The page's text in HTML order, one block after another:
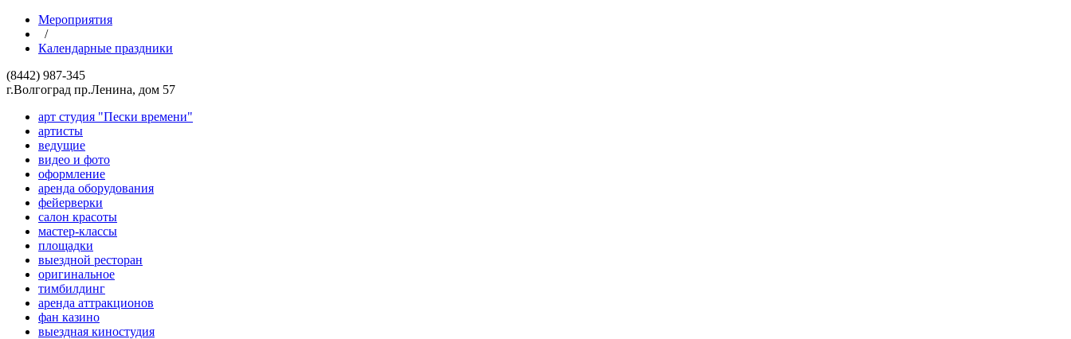
Мероприятия
/
Календарные праздники
(8442) 987-345
г.Волгоград пр.Ленина, дом 57
арт студия "Пески времени"
артисты
ведущие
видео и фото
оформление
аренда оборудования
фейерверки
салон красоты
мастер-классы
площадки
выездной ресторан
оригинальное
тимбилдинг
аренда аттракционов
фан казино
выездная киностудия